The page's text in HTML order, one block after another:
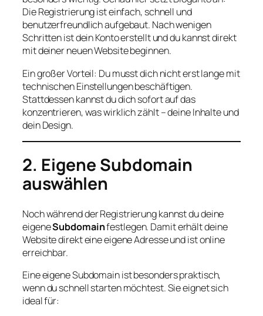
Die Registrierung ist einfach, schnell und
benutzerfreundlich aufgebaut. Nach wenigen
Schritten ist dein Konto erstellt und du kannst direkt
mit deiner neuen Website beginnen.
Ein großer Vorteil: Du musst dich nicht erst lange mit
technischen Einstellungen beschäftigen.
Stattdessen kannst du dich sofort auf das
konzentrieren, was wirklich zählt – deine Inhalte und
dein Design.
2. Eigene Subdomain
auswählen
Noch während der Registrierung kannst du deine
eigeneSubdomainfestlegen. Damit erhält deine
Website direkt eine eigene Adresse und ist online
erreichbar.
Eine eigene Subdomain ist besonders praktisch,
wenn du schnell starten möchtest. Sie eignet sich
ideal für: